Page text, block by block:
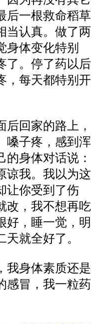
后一根救命稻草
当认真。做了两
身体变化特别
了。停了药以后
，每天都特别开
后回家的路上，
嗓子疼 ，感到 浑
的身体对话说：
谅我。我以为这
让你受到 了伤
改，我不想再吃
好，睡一觉 ，明
天就全好了。
我身体素质还是
感冒，我一粒药